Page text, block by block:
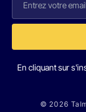
En cliquant sur
© 2026